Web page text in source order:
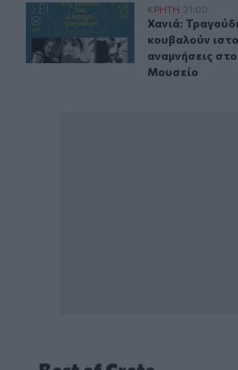
Χανιά: Τραγούδια που κουβαλούν
ΚΡΗΤΗ 21:00
Χανιά:
Χανιά:
κουβαλούν
αναμνήσεις
Μουσείο